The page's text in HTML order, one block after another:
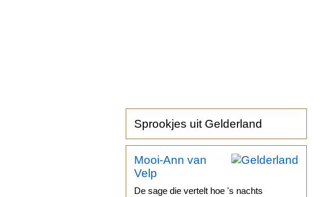
Sprookjes uit Gelderland
Mooi-Ann van
Velp
De sage die vertelt hoe 's nachts